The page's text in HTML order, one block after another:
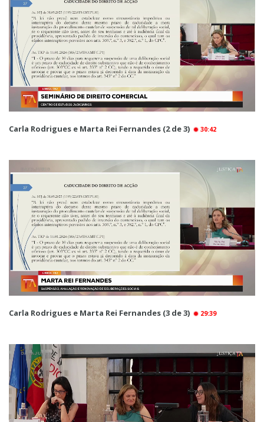
Carla Rodrigues e Marta Rei Fernandes (2 de 3) 30:42
Carla Rodrigues e Marta Rei Fernandes (3 de 3) 29:39